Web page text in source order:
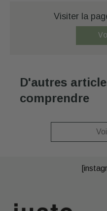
Visiter la
D'autres
comprendre